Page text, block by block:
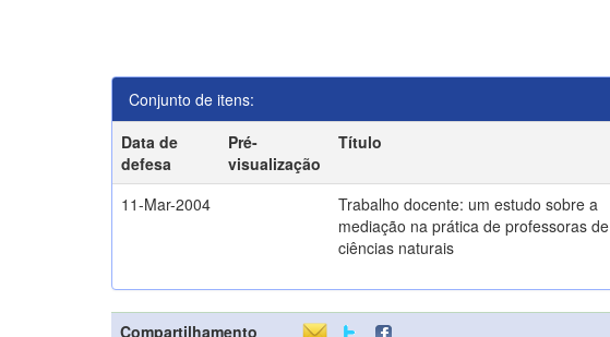
Conjunto de itens:
Data de
defesa
Pré-
visualização
Título
11-Mar-2004
Trabalho docente: um estudo sobre a
mediação na prática de professoras de
ciências naturais
Compartilhamento